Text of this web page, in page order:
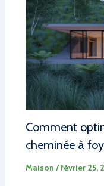
Comment
cheminée à
Maison /février 25,